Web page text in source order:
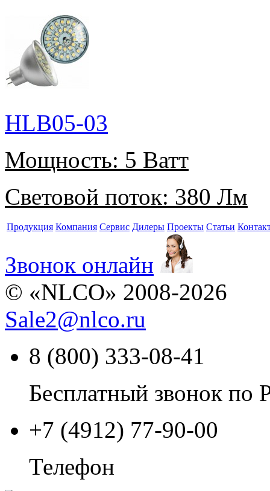
HLB05-03
Мощность: 5 Ватт
Световой поток: 380 Лм
Продукция Компания Сервис Дилеры Проекты Статьи
Звонок онлайн
© «NLCO» 2008-2026
Sale2@nlco.ru
8 (800) 333-08-41
Бесплатный звонок по
+7 (4912) 77-90-00
Телефон